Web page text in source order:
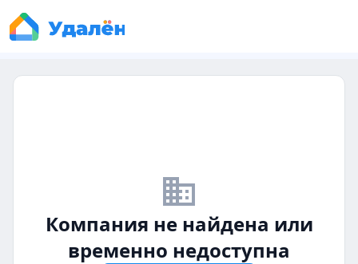
business_off
Компания не найдена или
временно недоступна